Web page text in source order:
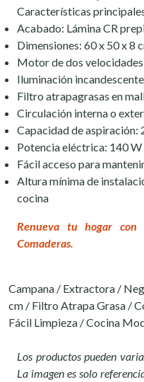
Características
Acabado: Lámina CR
Dimensiones: 60 x 50 x 8
Motor de dos velocidades
Iluminación
Filtro atrapagrasas en
Circulación interna o
Capacidad de aspiración:
Potencia eléctrica: 140 W
Fácil acceso para
Altura mínima de
cocina
Renueva tu hogar con
Comaderas.
Campana / Extractora /
cm / Filtro Atrapa Grasa /
Fácil Limpieza / Cocina
Los productos pueden
La imagen es solo